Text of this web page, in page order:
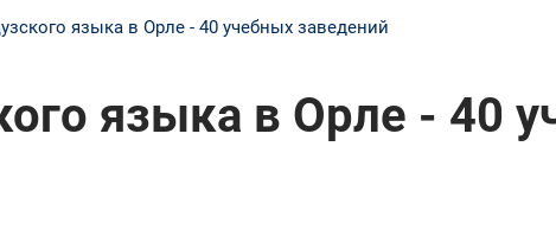
языка в Орле - 40 учебных заведений
языка в Орле - 40